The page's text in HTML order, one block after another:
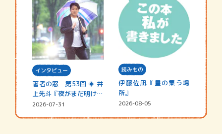
インタビュー
著者の窓 第53回 ◈ 井
上先斗『夜がまだ明けな
い』
2026-07-31
読みもの
伊藤佐凪『星の集う場
所』
2026-08-05